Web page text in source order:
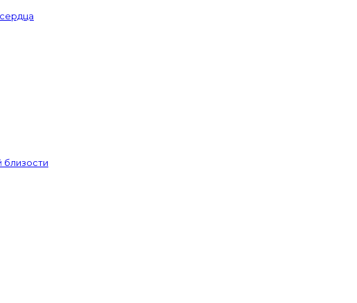
близости